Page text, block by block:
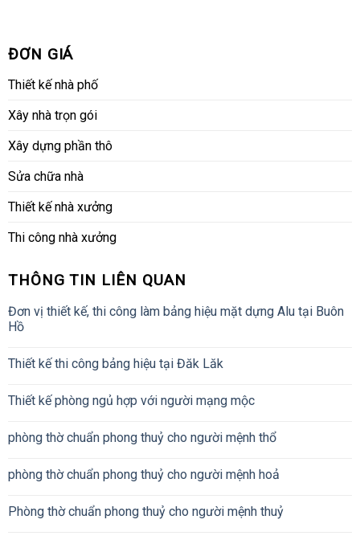
ĐƠN GIÁ
Thiết kế nhà phố
Xây nhà trọn gói
Xây dựng phần thô
Sửa chữa nhà
Thiết kế nhà xưởng
Thi công nhà xưởng
THÔNG TIN LIÊN QUAN
Đơn vị thiết kế, thi công làm bảng hiệu mặt dựng Alu tại Buôn
Hồ
Thiết kế thi công bảng hiệu tại Đăk Lăk
Thiết kế phòng ngủ hợp với người mạng mộc
phòng thờ chuẩn phong thuỷ cho người mệnh thổ
phòng thờ chuẩn phong thuỷ cho người mệnh hoả
Phòng thờ chuẩn phong thuỷ cho người mệnh thuỷ